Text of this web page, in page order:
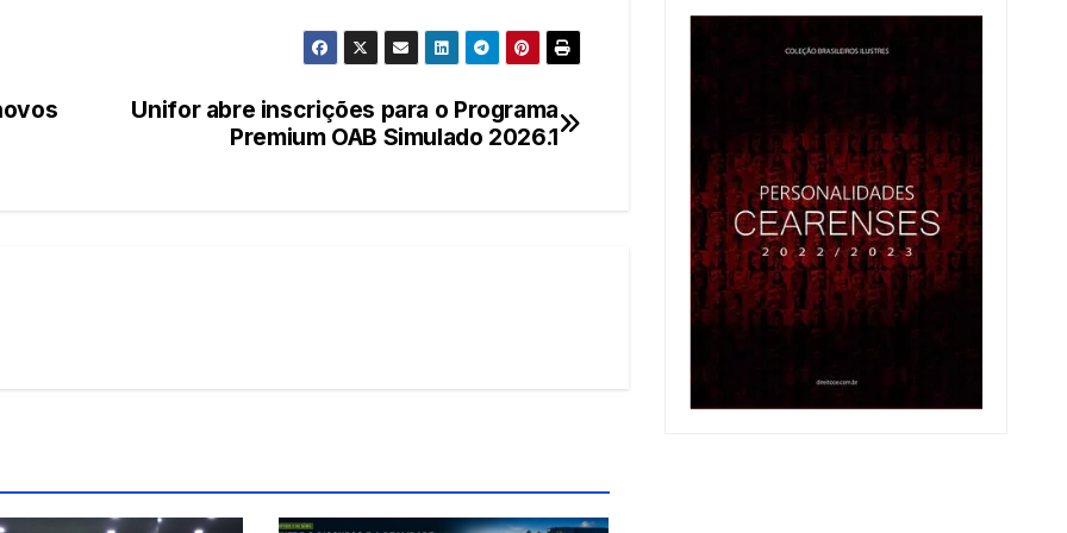
Unifor abre inscrições para o Programa
Premium OAB Simulado 2026.1